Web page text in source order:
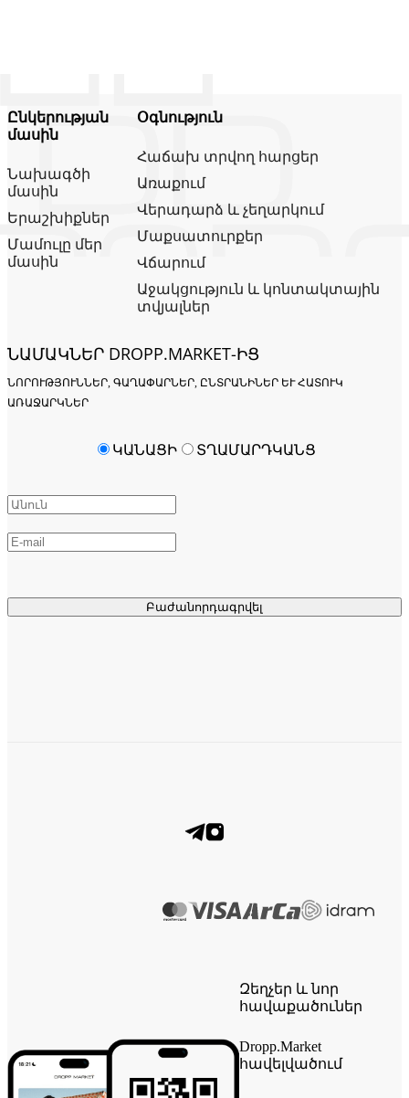
Ընկերության
մասին
Նախագծի
մասին
Երաշխիքներ
Մամուլը մեր
մասին
Օգնություն
Հաճախ տրվող հարցեր
Առաքում
Վերադարձ և չեղարկում
Մաքսատուրքեր
Վճարում
Աջակցություն և կոնտակտային
տվյալներ
ՆԱՄԱԿՆԵՐ DROPP.MARKET-ԻՑ
ՆՈՐՈՒԹՅՈՒՆՆԵՐ, ԳԱՂԱՓԱՐՆԵՐ, ԸՆՏՐԱՆԻՆԵՐ ԵՒ ՀԱՏՈՒԿ Ա
ՌԱՋԱՐԿՆԵՐ
Բաժանորդագրվել
ԿԱՆԱՑԻ ՏՂԱՄԱՐԴԿԱՆՑ
Զեղչեր և նոր
հավաքածուներ
Dropp.Market
հավելվածում